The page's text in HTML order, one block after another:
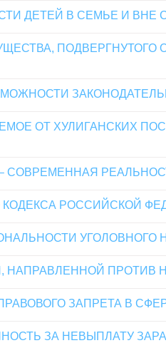
ДЕТЕЙ В СЕМЬЕ И ВНЕ
ПОДВЕРГНУТОГО
ОТ ХУЛИГАНСКИХ
КОДЕКСА РОССИЙСКОЙ
УГОЛОВНОГО
НАПРАВЛЕННОЙ ПРОТИВ
ЗАПРЕТА В
ЗА НЕВЫПЛАТУ